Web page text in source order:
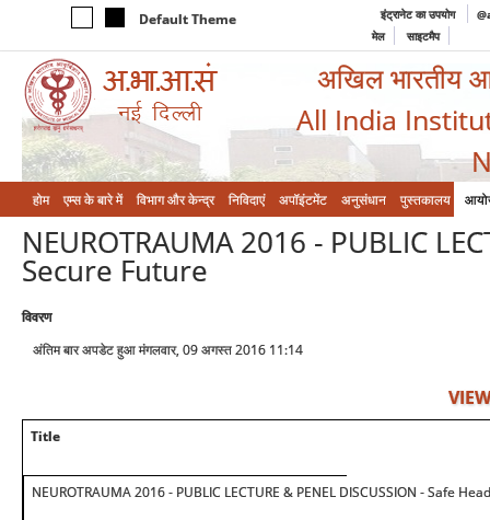
Default Theme इंट्रानेट का उपयोग
मेल
साइटमैप
अखिल भारतीय
All India
होम एम्‍स के बारे में विभाग और केन्‍द्र निविदाएं अपॉइंटमेंट अनुसंधान पुस्तकालय
NEUROTRAUMA 2016 - PUBLIC
Secure Future
विवरण
अंतिम बार अपडेट हुआ मंगलवार, 09 अगस्त 2016 11:14
Title
NEUROTRAUMA 2016 - PUBLIC LECTURE & PENEL DISCUSSION - Safe